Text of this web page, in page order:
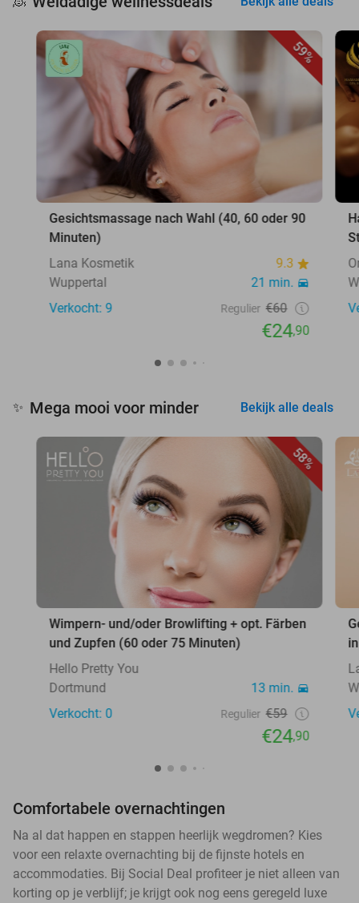
59%
Gesichtsmassage nach Wahl (40, 60 oder 90
Minuten)
Lana Kosmetik
9.3
Wuppertal
21 min.
Verkocht: 9
Regulier €60
€24,90
✨ Mega mooi voor minder Bekijk alle deals
58%
Wimpern- und/oder Browlifting + opt. Färben
und Zupfen (60 oder 75 Minuten)
Hello Pretty You
Dortmund
13 min.
Verkocht: 0
Regulier €59
€24,90
Comfortabele overnachtingen
Na al dat happen en stappen heerlijk wegdromen? Kies
voor een relaxte overnachting bij de fijnste hotels en
accommodaties. Bij Social Deal profiteer je niet alleen van
korting op je verblijf; je krijgt ook nog eens geregeld luxe